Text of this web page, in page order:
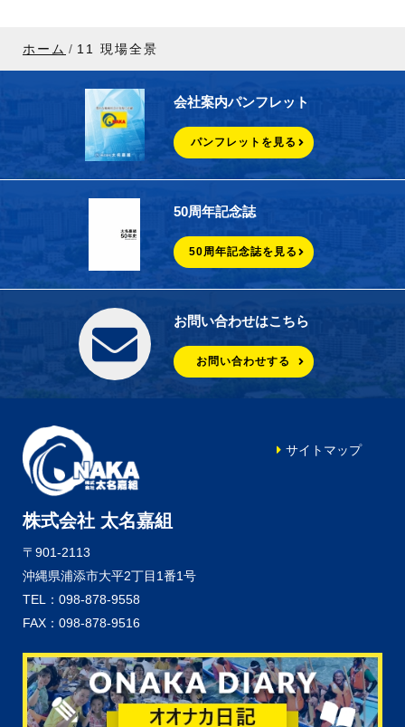
ホーム 11 現場全景
会社案内パンフレット
パンフレットを見る
50周年記念誌
50周年記念誌を見る
お問い合わせはこちら
お問い合わせする
株式会社 太名嘉組
〒901-2113
沖縄県浦添市大平2丁目1番1号
TEL：098-878-9558
FAX：098-878-9516
サイトマップ